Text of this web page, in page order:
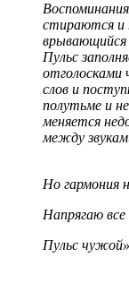
стираются
врывающийся
Пульс
слов и
полутьме и
меняется
между
Но гармония
Напрягаю
Пульс